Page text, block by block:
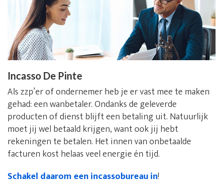
Incasso De Pinte
Als zzp’er of ondernemer heb je er vast mee te maken
gehad: een wanbetaler. Ondanks de geleverde
producten of dienst blijft een betaling uit. Natuurlijk
moet jij wel betaald krijgen, want ook jij hebt
rekeningen te betalen. Het innen van onbetaalde
facturen kost helaas veel energie én tijd.
Schakel daarom een incassobureau in!